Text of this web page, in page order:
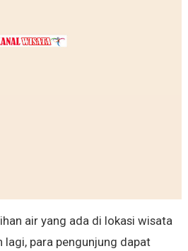
air yang ada di lokasi wisata
lagi, para pengunjung dapat